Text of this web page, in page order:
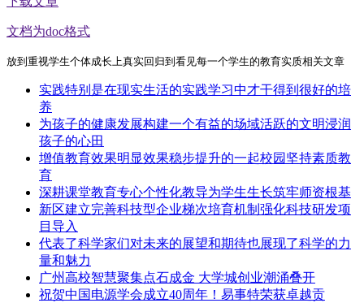
文档为doc格式
放到重视学生个体成长上真实回归到看见每一个学生的教育实质相关文章
实践特别是在现实生活的实践学习中才干得到很好的培
养
为孩子的健康发展构建一个有益的场域活跃的文明浸润
孩子的心田
增值教育效果明显效果稳步提升的一起校园坚持素质教
育
深耕课堂教育专心个性化教导为学生生长筑牢师资根基
新区建立完善科技型企业梯次培育机制强化科技研发项
目导入
代表了科学家们对未来的展望和期待也展现了科学的力
量和魅力
广州高校智慧聚集点石成金 大学城创业潮涌叠开
祝贺中国电源学会成立40周年！易事特荣获卓越贡